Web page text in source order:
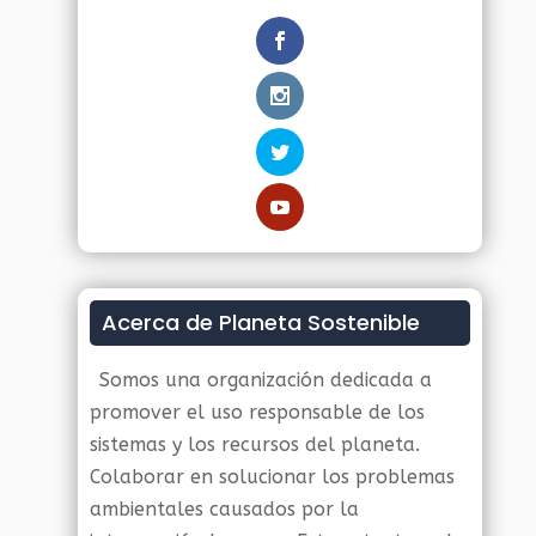
Acerca de Planeta Sostenible
Somos una organización dedicada a
promover el uso responsable de los
sistemas y los recursos del planeta.
Colaborar en solucionar los problemas
ambientales causados por la